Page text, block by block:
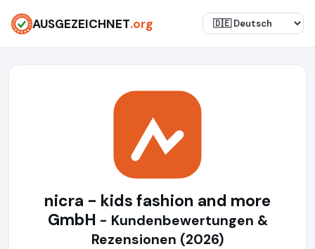
AUSGEZEICHNET.org
nicra - kids fashion and more
GmbH - Kundenbewertungen &
Rezensionen (2026)